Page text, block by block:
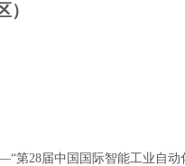
第28届中国国际智能工业自动